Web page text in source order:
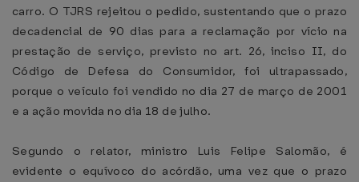
carro. O TJRS rejeitou o pedido, sustentando que o prazo
decadencial de 90 dias para a reclamação por vício na
prestação de serviço, previsto no art. 26, inciso II, do
Código de Defesa do Consumidor, foi ultrapassado,
porque o veículo foi vendido no dia 27 de março de 2001
e a ação movida no dia 18 de julho.
Segundo o relator, ministro Luis Felipe Salomão, é
evidente o equívoco do acórdão, uma vez que o prazo